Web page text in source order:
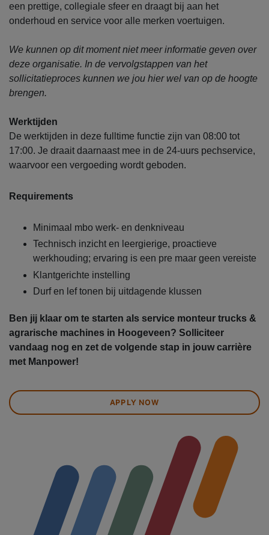
een prettige, collegiale sfeer en draagt bij aan het
onderhoud en service voor alle merken voertuigen.
We kunnen op dit moment niet meer informatie geven over
deze organisatie. In de vervolgstappen van het
sollicitatieproces kunnen we jou hier wel van op de hoogte
brengen.
Werktijden
De werktijden in deze fulltime functie zijn van 08:00 tot
17:00. Je draait daarnaast mee in de 24-uurs pechservice,
waarvoor een vergoeding wordt geboden.
Requirements
Minimaal mbo werk- en denkniveau
Technisch inzicht en leergierige, proactieve
werkhouding; ervaring is een pre maar geen vereiste
Klantgerichte instelling
Durf en lef tonen bij uitdagende klussen
Ben jij klaar om te starten als service monteur trucks &
agrarische machines in Hoogeveen? Solliciteer
vandaag nog en zet de volgende stap in jouw carrière
met Manpower!
APPLY NOW